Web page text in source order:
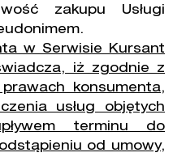
zakupu Usługi
w Serwisie Kursant
iż zgodnie z
konsumenta,
usług objętych
terminu do
od umowy,